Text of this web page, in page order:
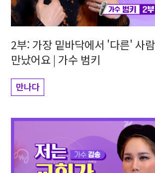
2부: 가장 밑바닥에서 '다른' 사
만났어요 | 가수 범키
만나다